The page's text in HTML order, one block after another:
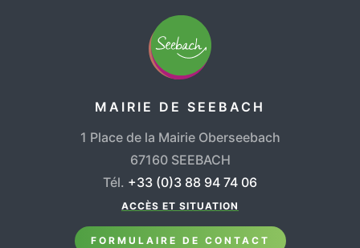
MAIRIE DE SEEBACH
1 Place de la Mairie Oberseebach
67160 SEEBACH
Tél. +33 (0)3 88 94 74 06
ACCÈS ET SITUATION
FORMULAIRE DE CONTACT